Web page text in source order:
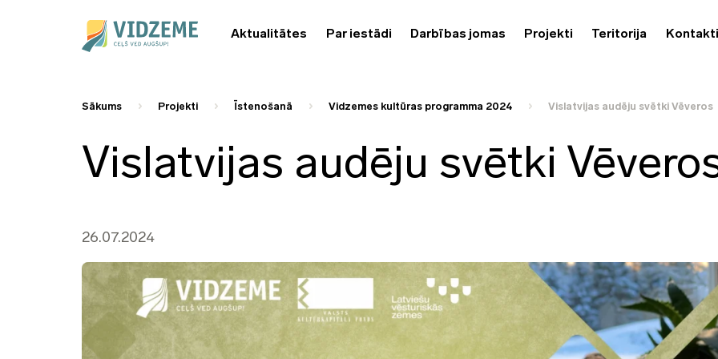
Aktualitātes Par iestādi Darbības jomas Projekti Teritorija Kontakti
Sākums Projekti Īstenošanā Vidzemes kultūras programma 2024 Vislatvijas audēju svētki Vēveros
Vislatvijas audēju svētki
26.07.2024